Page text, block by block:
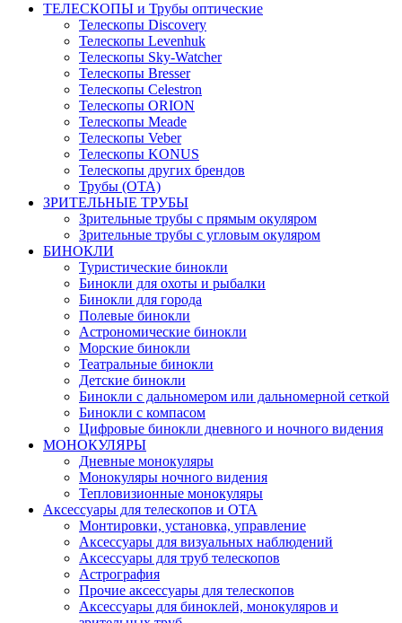
ТЕЛЕСКОПЫ и Трубы оптические
Телескопы Discovery
Телескопы Levenhuk
Телескопы Sky-Watcher
Телескопы Bresser
Телескопы Celestron
Телескопы ORION
Телескопы Meade
Телескопы Veber
Телескопы KONUS
Телескопы других брендов
Трубы (ОТА)
ЗРИТЕЛЬНЫЕ ТРУБЫ
Зрительные трубы с прямым окуляром
Зрительные трубы с угловым окуляром
БИНОКЛИ
Туристические бинокли
Бинокли для охоты и рыбалки
Бинокли для города
Полевые бинокли
Астрономические бинокли
Морские бинокли
Театральные бинокли
Детские бинокли
Бинокли с дальномером или дальномерной сеткой
Бинокли с компасом
Цифровые бинокли дневного и ночного видения
МОНОКУЛЯРЫ
Дневные монокуляры
Монокуляры ночного видения
Тепловизионные монокуляры
Аксессуары для телескопов и ОТА
Монтировки, установка, управление
Аксессуары для визуальных наблюдений
Аксессуары для труб телескопов
Астрография
Прочие аксессуары для телескопов
Аксессуары для биноклей, монокуляров и